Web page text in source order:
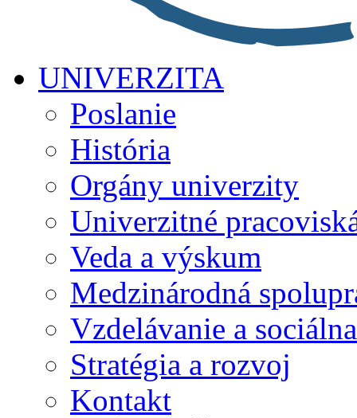
UNIVERZITA
Poslanie
História
Orgány univerzity
Univerzitné
Veda a výskum
Medzinárodná
Vzdelávanie a
Stratégia a rozvoj
Kontakt